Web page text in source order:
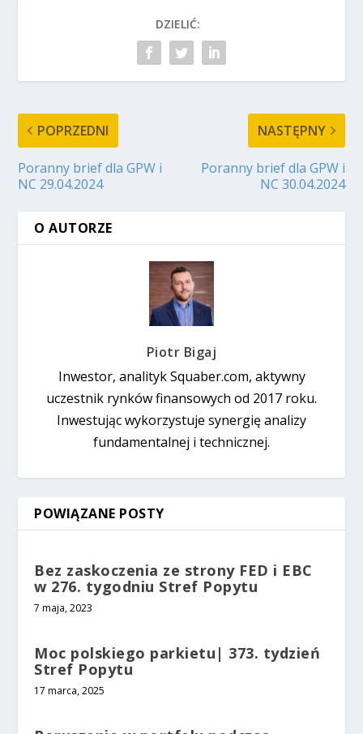
DZIELIĆ:
POPRZEDNI
Poranny brief dla GPW i
NC 29.04.2024
NASTĘPNY
Poranny brief dla GPW i
NC 30.04.2024
O AUTORZE
Piotr Bigaj
Inwestor, analityk Squaber.com, aktywny
uczestnik rynków finansowych od 2017 roku.
Inwestując wykorzystuje synergię analizy
fundamentalnej i technicznej.
POWIĄZANE POSTY
Bez zaskoczenia ze strony FED i EBC
w 276. tygodniu Stref Popytu
7 maja, 2023
Moc polskiego parkietu| 373. tydzień
Stref Popytu
17 marca, 2025